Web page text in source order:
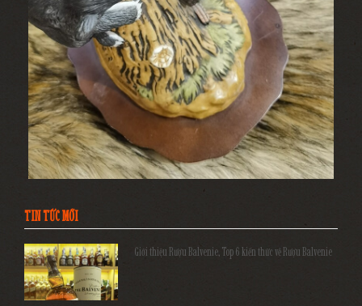
TIN TỨC MỚI
Giới thiệu Rượu Balvenie, Top 6 kiến thức về Rượu Balvenie